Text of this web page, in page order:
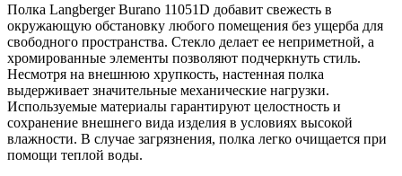
Полка Langberger Burano 11051D добавит свежесть в
окружающую обстановку любого помещения без ущерба для
свободного пространства. Стекло делает ее неприметной, а
хромированные элементы позволяют подчеркнуть стиль.
Несмотря на внешнюю хрупкость, настенная полка
выдерживает значительные механические нагрузки.
Используемые материалы гарантируют целостность и
сохранение внешнего вида изделия в условиях высокой
влажности. В случае загрязнения, полка легко очищается при
помощи теплой воды.